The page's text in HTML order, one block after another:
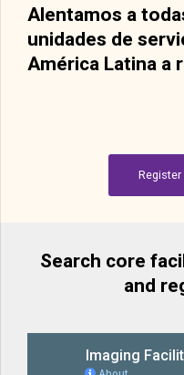
Alentamos a
unidades de
América Latina a
Search core
and